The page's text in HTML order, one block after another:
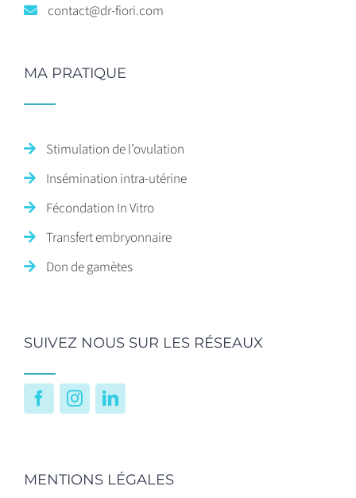
contact@dr-fiori.com
MA PRATIQUE
Stimulation de l’ovulation
Insémination intra-utérine
Fécondation In Vitro
Transfert embryonnaire
Don de gamètes
SUIVEZ NOUS SUR LES RÉSEAUX
FacebookInstagramLinkedIn
MENTIONS LÉGALES